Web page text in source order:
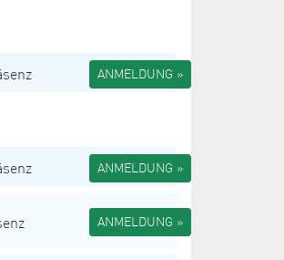
ANMELDUNG »
ANMELDUNG »
ANMELDUNG »